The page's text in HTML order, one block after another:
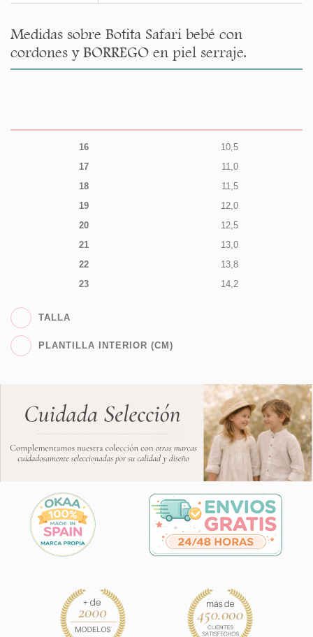
Medidas sobre Botita Safari bebé con
cordones y BORREGO en piel serraje.
16
10,5
17
11,0
18
11,5
19
12,0
20
12,5
21
13,0
22
13,8
23
14,2
TALLA
PLANTILLA INTERIOR (CM)